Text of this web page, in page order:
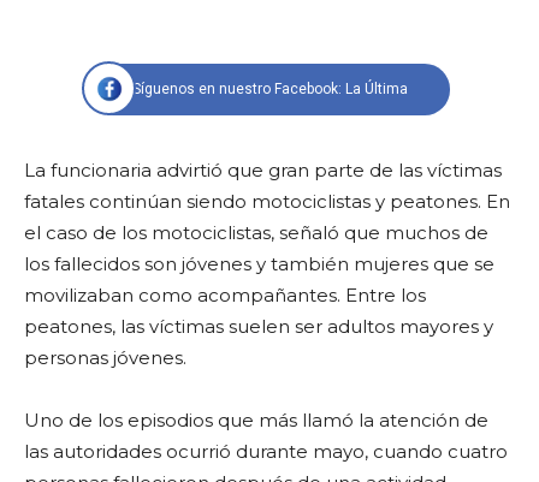
Síguenos en nuestro Facebook: La Última
La funcionaria advirtió que gran parte de las víctimas
fatales continúan siendo motociclistas y peatones. En
el caso de los motociclistas, señaló que muchos de
los fallecidos son jóvenes y también mujeres que se
movilizaban como acompañantes. Entre los
peatones, las víctimas suelen ser adultos mayores y
personas jóvenes.
Uno de los episodios que más llamó la atención de
las autoridades ocurrió durante mayo, cuando cuatro